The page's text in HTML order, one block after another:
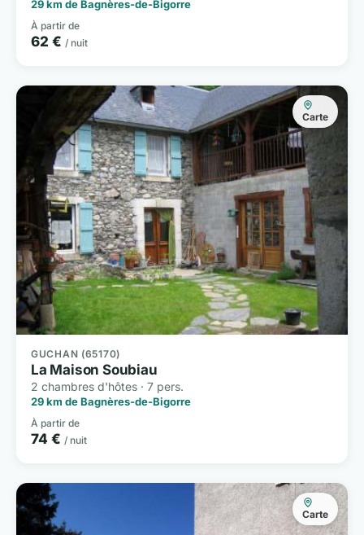
29 km de Bagnères-de-Bigorre
À partir de
62 € / nuit
Carte
GUCHAN (65170)
La Maison Soubiau
2 chambres d'hôtes · 7 pers.
29 km de Bagnères-de-Bigorre
À partir de
74 € / nuit
Carte